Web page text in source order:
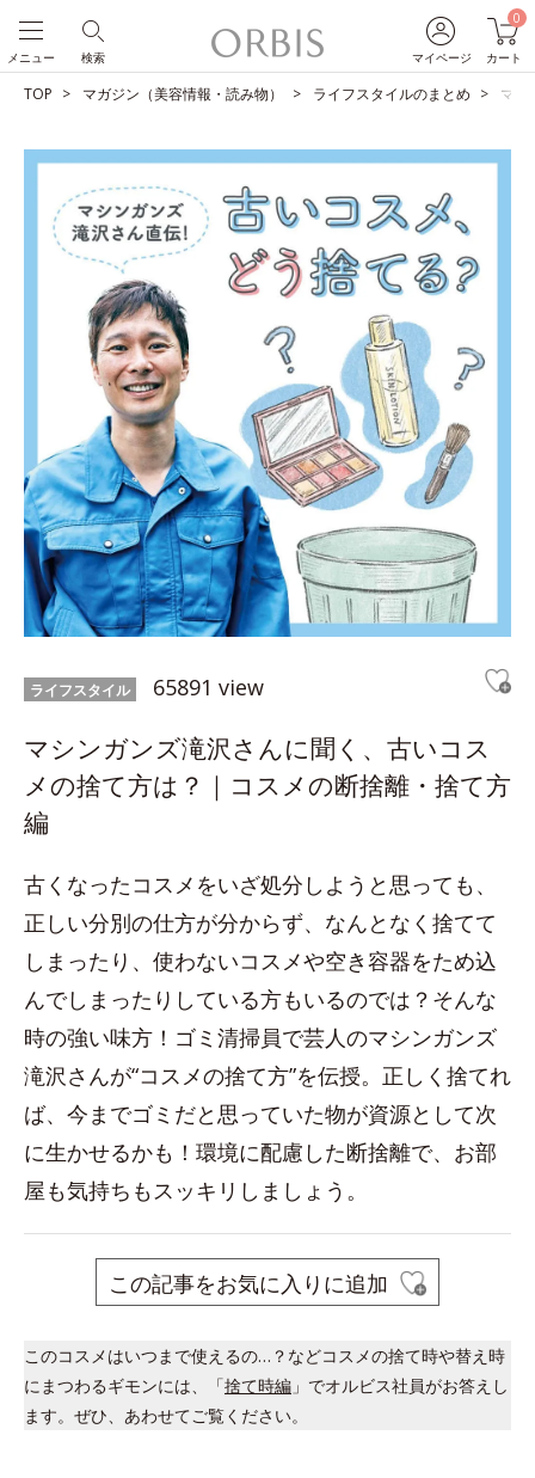
マイページ
0
カート
検索
メニュー
TOP マガジン（美容情報・読み物） ライフスタイルのまとめ マシ
ライフスタイル 65891 view
マシンガンズ滝沢さんに聞く、古いコス
メの捨て方は？｜コスメの断捨離・捨て方
編
古くなったコスメをいざ処分しようと思っても、
正しい分別の仕方が分からず、なんとなく捨てて
しまったり、使わないコスメや空き容器をため込
んでしまったりしている方もいるのでは？そんな
時の強い味方！ゴミ清掃員で芸人のマシンガンズ
滝沢さんが“コスメの捨て方”を伝授。正しく捨てれ
ば、今までゴミだと思っていた物が資源として次
に生かせるかも！環境に配慮した断捨離で、お部
屋も気持ちもスッキリしましょう。
この記事をお気に入りに追加
このコスメはいつまで使えるの…？などコスメの捨て時や替え時
にまつわるギモンには、「捨て時編 」でオルビス社員がお答えし
ます。ぜひ、あわせてご覧ください。